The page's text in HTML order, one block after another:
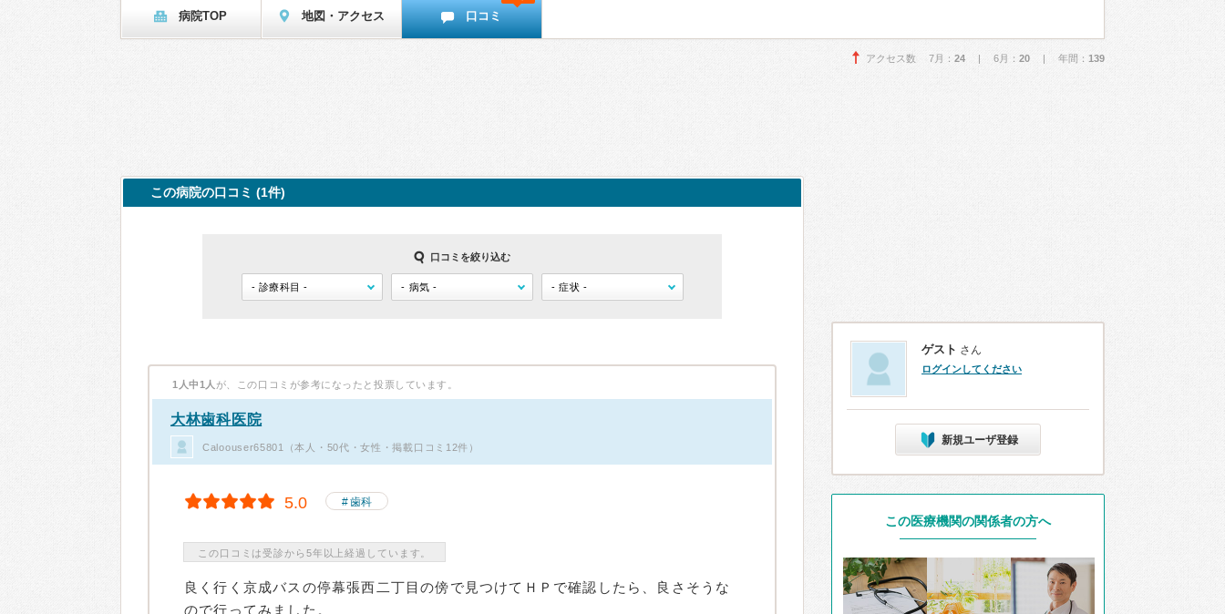
病院TOP 地図・アクセス 口コミ
アクセス数 7月： 24 | 6月： 20 | 年間： 139
この病院の口コミ (1件)
口コミを絞り込む
1人中1人 が、この口コミが参考になったと投票しています。
大林歯科医院
Caloouser65801（本人・50代・女性・掲載口コミ12件）
5.0 歯科
この口コミは受診から5年以上経過しています。
良く行く京成バスの停幕張西二丁目の傍で見つけてＨＰで確認したら、良さそうな
ので行ってみました。
ゲスト さん
ログインしてください
新規ユーザ登録
この医療機関の関係者の方へ